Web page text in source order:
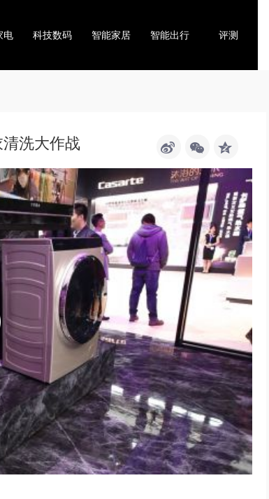
电 科技数码 智能家居 智能出行 评测
洗大作战